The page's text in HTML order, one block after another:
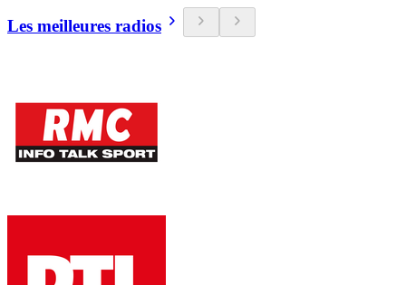
Les meilleures radios